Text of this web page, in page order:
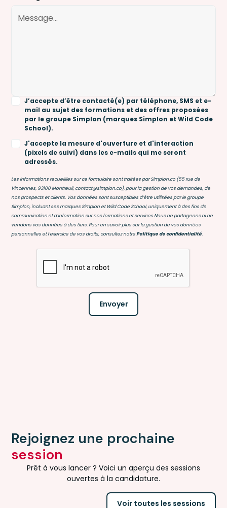
J’accepte d’être contacté(e) par téléphone, SMS et e-
mail au sujet des formations et des offres proposées
par le groupe Simplon (marques Simplon et Wild Code
School).
J'accepte la mesure d'ouverture et d'interaction
(pixels de suivi) dans les e-mails qui me seront
adressés.
Les informations recueillies sur ce formulaire sont traitées par Simplon.co (55 rue de
Vincennes, 93100 Montreuil, contact@simplon.co), pour la gestion de vos demandes, de
nos prospects et clients. Vos données sont susceptibles d’être utilisées par le groupe
Simplon, incluant ses marques Simplon et Wild Code School, uniquement à des fins de
communication et d’information sur nos formations et services.Nous ne partageons ni ne
vendons vos données à des tiers. Pour en savoir plus sur la gestion de vos données
personnelles et l’exercice de vos droits, consultez notrePolitique de confidentialité.
Rejoignez une prochaine
session
Prêt à vous lancer ? Voici un aperçu des sessions
ouvertes à la candidature.
Voir toutes les sessions